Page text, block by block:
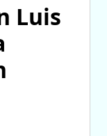
Luis